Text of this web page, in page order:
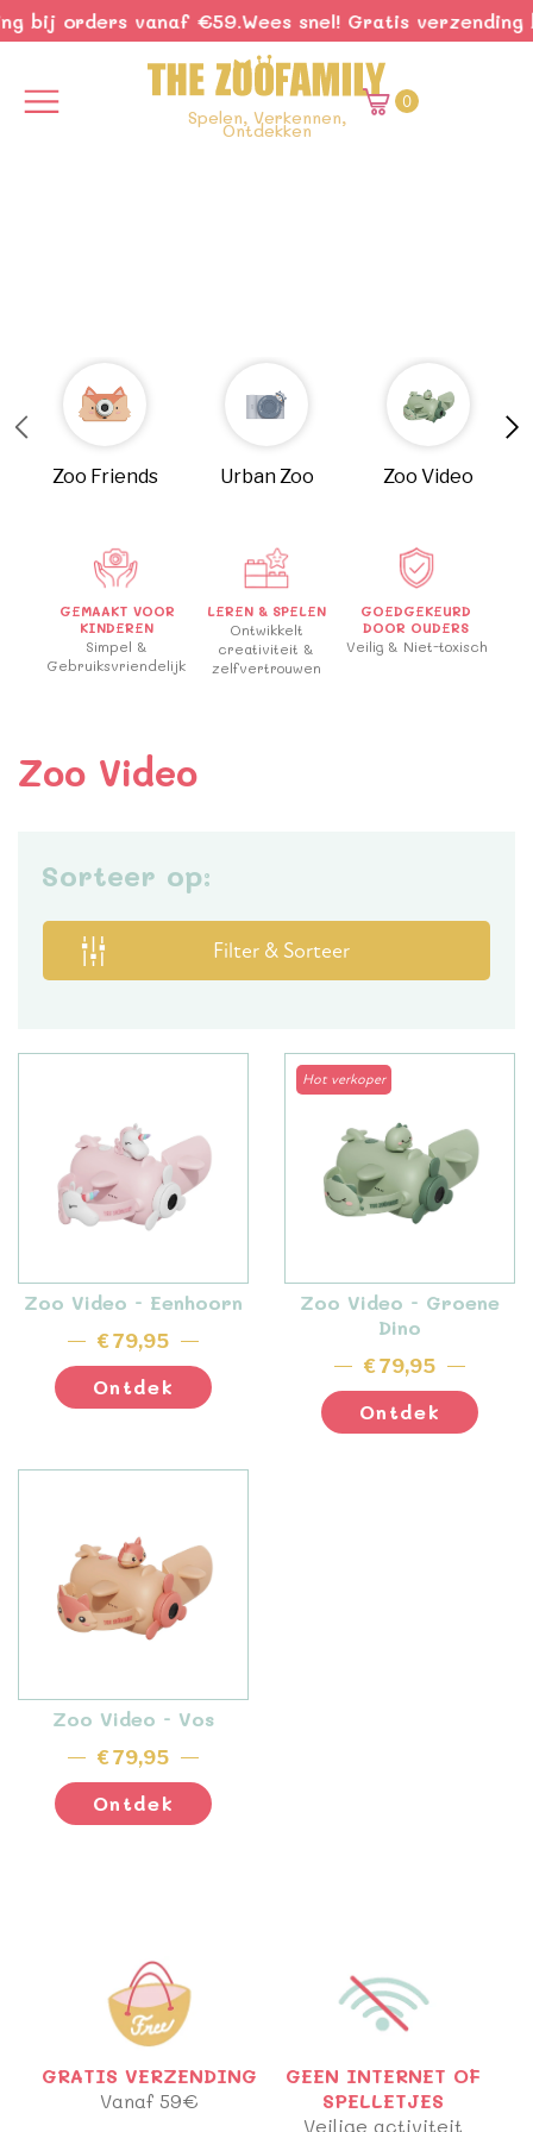
bij orders vanaf €59.Wees snel! Gratis verzending
Spelen, Verkennen,
Ontdekken
0
Zoo Friends Urban Zoo Zoo Video
GEMAAKT VOOR
KINDEREN
Simpel &
Gebruiksvriendelijk
LEREN & SPELEN
Ontwikkelt
creativiteit &
zelfvertrouwen
GOEDGEKEURD
DOOR OUDERS
Veilig & Niet-toxisch
Zoo Video
Sorteer op:
Filter & Sorteer
Zoo Video - Eenhoorn
€ 79,95
Ontdek
Hot verkoper
Zoo Video - Groene
Dino
€ 79,95
Ontdek
Zoo Video - Vos
€ 79,95
Ontdek
GRATIS VERZENDING
Vanaf 59€
GEEN INTERNET OF
SPELLETJES
Veilige activiteit